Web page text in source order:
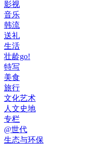
影视
音乐
韩流
送礼
生活
壮龄go!
特写
美食
旅行
文化艺术
人文史地
专栏
@世代
生态与环保